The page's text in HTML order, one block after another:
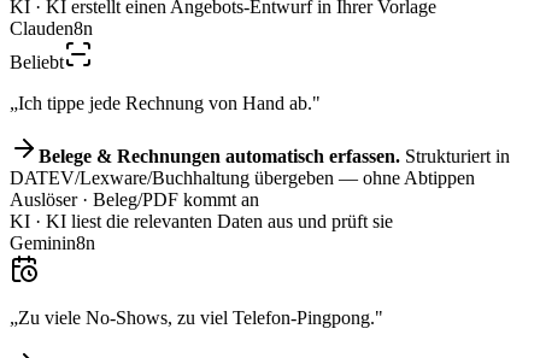
KI · KI erstellt einen Angebots-Entwurf in Ihrer Vorlage
Clauden8n
Beliebt
„Ich tippe jede Rechnung von Hand ab."
Belege & Rechnungen automatisch erfassen. Strukturiert in
DATEV/Lexware/Buchhaltung übergeben — ohne Abtippen
Auslöser· Beleg/PDF kommt an
KI · KI liest die relevanten Daten aus und prüft sie
Geminin8n
„Zu viele No-Shows, zu viel Telefon-Pingpong."